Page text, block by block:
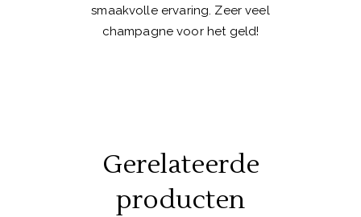
smaakvolle ervaring. Zeer veel
champagne voor het geld!
Gerelateerde
producten